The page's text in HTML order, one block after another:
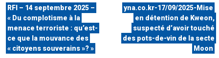
RFI – 14 septembre 2025 –
« Du complotisme à la
menace terroriste : qu’est-
ce que la mouvance des
« citoyens souverains »? »
yna.co.kr-17/09/2025-Mise
en détention de Kweon,
suspecté d’avoir touché
des pots-de-vin de la secte
Moon